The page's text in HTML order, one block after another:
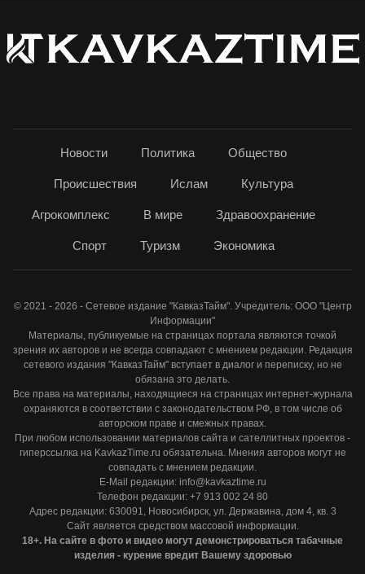
Новости Политика Общество
Происшествия Ислам Культура
Агрокомплекс В мире Здравоохранение
Спорт Туризм Экономика
© 2021 - 2026 - Сетевое издание "КавказТайм". Учредитель: ООО "Центр
Информации"
Материалы, публикуемые на страницах портала являются точкой
зрения их авторов и не всегда совпадают с мнением редакции. Редакция
сетевого издания "КавказТайм" вступает в диалог и переписку, но не
обязана это делать.
Все права на материалы, находящиеся на страницах интернет-журнала
охраняются в соответствии с законодательством РФ, в том числе об
авторском праве и смежных правах.
При любом использовании материалов сайта и сателлитных проектов -
гиперссылка на KavkazTime.ru обязательна. Мнения авторов могут не
совпадать с мнением редакции.
E-Mail редакции: info@kavkaztime.ru
Телефон редакции: +7 913 002 24 80
Адрес редакции: 630091, Новосибирск, ул. Державина, дом 4, кв. 3
Сайт является средством массовой информации.
18+. На сайте в фото и видео могут демонстрироваться табачные
изделия - курение вредит Вашему здоровью